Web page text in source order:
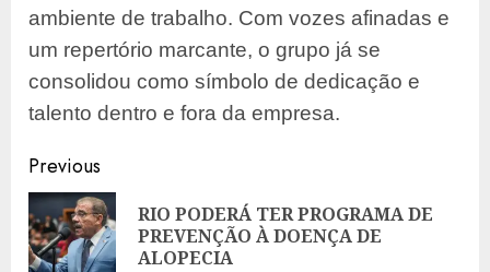
ambiente de trabalho. Com vozes afinadas e
um repertório marcante, o grupo já se
consolidou como símbolo de dedicação e
talento dentro e fora da empresa.
Post
navigation
Previous
RIO PODERÁ TER PROGRAMA DE
PREVENÇÃO À DOENÇA DE
ALOPECIA